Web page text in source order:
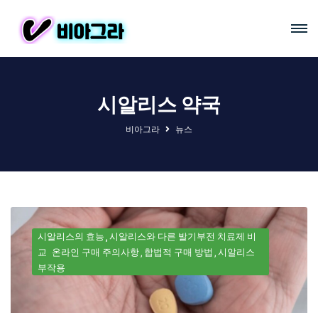
시알리스 약국
비아그라 뉴스
시알리스의 효능 시알리스와 다른 발기부전 치료제 비
교 온라인 구매 주의사항 합법적 구매 방법 시알리스
부작용